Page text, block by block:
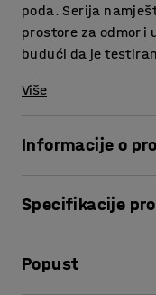
poda. Serija
prostore za odmor i
budući da je
Više
Informacije o
za javne prostore
olakšavaju
Specifikacije
Širina: 2400
Popust